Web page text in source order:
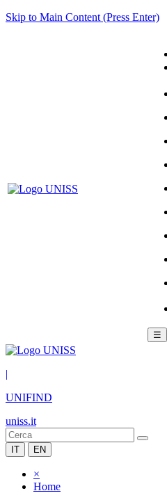
Skip to Main Content (Press Enter)
☰
|
UNIFIND
uniss.it
IT EN
×
Home